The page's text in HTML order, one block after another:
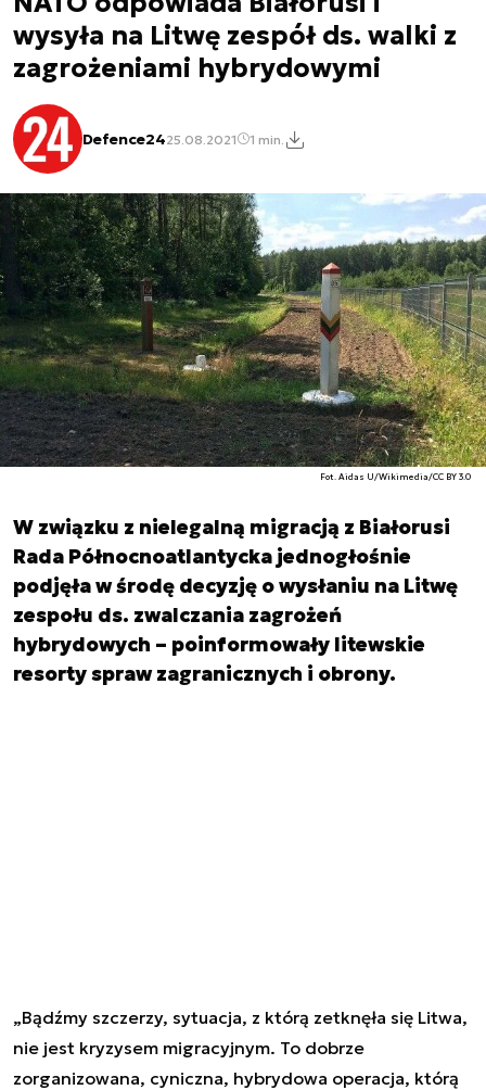
wysyła na Litwę zespół ds. walki z
zagrożeniami hybrydowymi
Defence2425.08.2021 1 min.
Fot. Aidas U/Wikimedia/CC BY 3.0
W związku z nielegalną migracją z Białorusi
Rada Północnoatlantycka jednogłośnie
podjęła w środę decyzję o wysłaniu na Litwę
zespołu ds. zwalczania zagrożeń
hybrydowych – poinformowały litewskie
resorty spraw zagranicznych i obrony.
„Bądźmy szczerzy, sytuacja, z którą zetknęła się Litwa,
nie jest kryzysem migracyjnym. To dobrze
zorganizowana, cyniczna, hybrydowa operacja, którą